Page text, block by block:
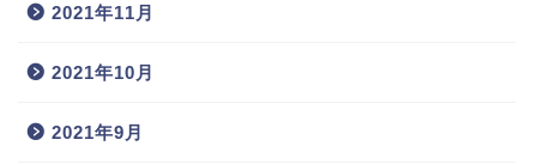
2021年11月
2021年10月
2021年9月